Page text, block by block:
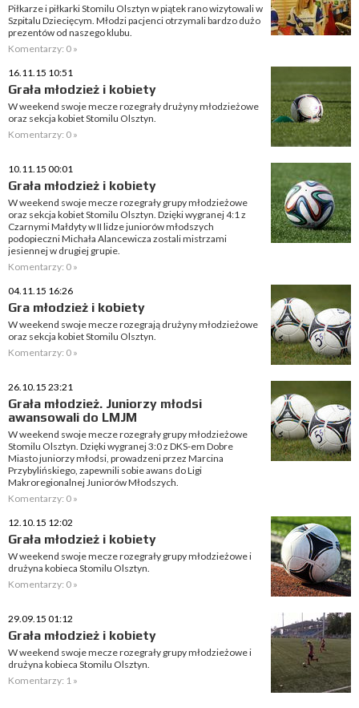
Piłkarze i piłkarki Stomilu Olsztyn w piątek rano wizytowali w
Szpitalu Dziecięcym. Młodzi pacjenci otrzymali bardzo dużo
prezentów od naszego klubu.
Komentarzy: 0 »
16.11.15 10:51
Grała młodzież i kobiety
W weekend swoje mecze rozegrały drużyny młodzieżowe
oraz sekcja kobiet Stomilu Olsztyn.
Komentarzy: 0 »
10.11.15 00:01
Grała młodzież i kobiety
W weekend swoje mecze rozegrały grupy młodzieżowe
oraz sekcja kobiet Stomilu Olsztyn. Dzięki wygranej 4:1 z
Czarnymi Małdyty w II lidze juniorów młodszych
podopieczni Michała Alancewicza zostali mistrzami
jesiennej w drugiej grupie.
Komentarzy: 0 »
04.11.15 16:26
Gra młodzież i kobiety
W weekend swoje mecze rozegrają drużyny młodzieżowe
oraz sekcja kobiet Stomilu Olsztyn.
Komentarzy: 0 »
26.10.15 23:21
Grała młodzież. Juniorzy młodsi
awansowali do LMJM
W weekend swoje mecze rozegrały grupy młodzieżowe
Stomilu Olsztyn. Dzięki wygranej 3:0 z DKS-em Dobre
Miasto juniorzy młodsi, prowadzeni przez Marcina
Przybylińskiego, zapewnili sobie awans do Ligi
Makroregionalnej Juniorów Młodszych.
Komentarzy: 0 »
12.10.15 12:02
Grała młodzież i kobiety
W weekend swoje mecze rozegrały grupy młodzieżowe i
drużyna kobieca Stomilu Olsztyn.
Komentarzy: 0 »
29.09.15 01:12
Grała młodzież i kobiety
W weekend swoje mecze rozegrały grupy młodzieżowe i
drużyna kobieca Stomilu Olsztyn.
Komentarzy: 1 »